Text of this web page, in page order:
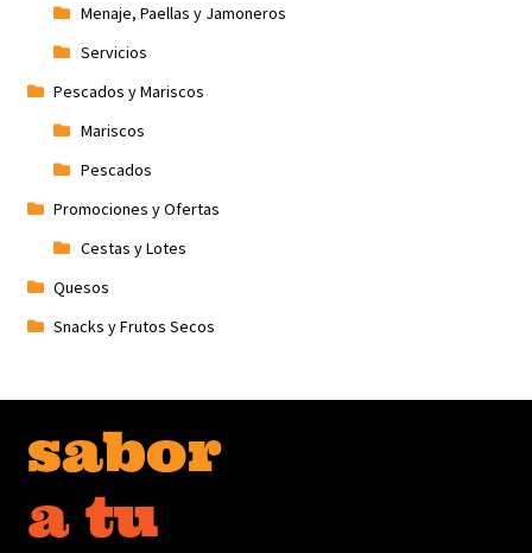
Menaje, Paellas y Jamoneros
Servicios
Pescados y Mariscos
Mariscos
Pescados
Promociones y Ofertas
Cestas y Lotes
Quesos
Snacks y Frutos Secos